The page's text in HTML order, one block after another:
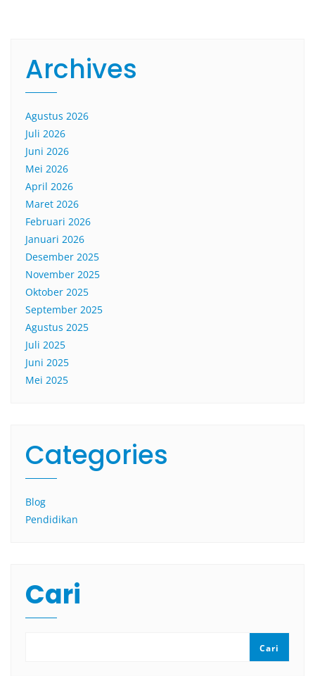
Archives
Agustus 2026
Juli 2026
Juni 2026
Mei 2026
April 2026
Maret 2026
Februari 2026
Januari 2026
Desember 2025
November 2025
Oktober 2025
September 2025
Agustus 2025
Juli 2025
Juni 2025
Mei 2025
Categories
Blog
Pendidikan
Cari
Cari